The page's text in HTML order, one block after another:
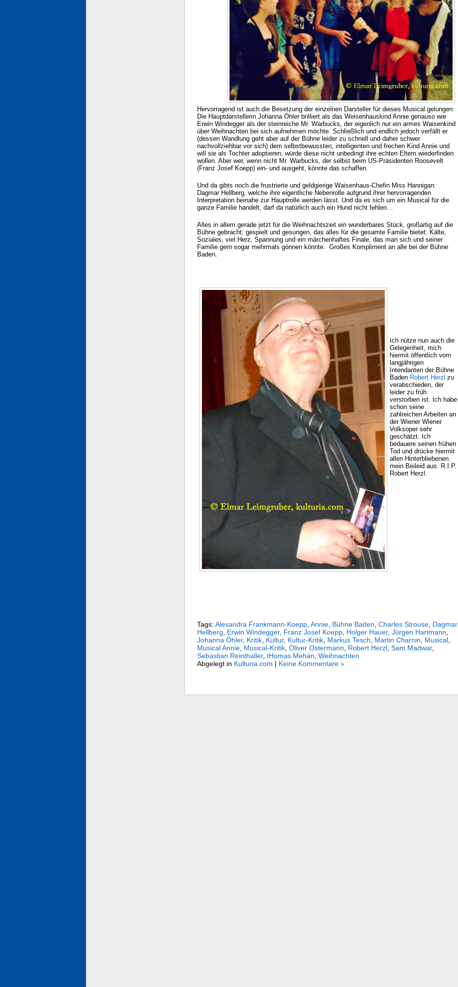
Hervorragend ist auch die Besetzung der einzelnen Darsteller für dieses Musical gelungen:
Die Hauptdarstellerin Johanna Öhler brilliert als das Weisenhauskind Annie genauso wie
Erwin Windegger als der steinreiche Mr. Warbucks, der eigenlich nur ein armes Waisenkind
über Weihnachten bei sich aufnehmen möchte. Schließlich und endlich jedoch verfällt er
(dessen Wandlung geht aber auf der Bühne leider zu schnell und daher schwer
nachvollziehbar vor sich) dem selbstbewussten, intelligenten und frechen Kind Annie und
will sie als Tochter adoptieren, würde diese nicht unbedingt ihre echten Eltern wiederfinden
wollen. Aber wer, wenn nicht Mr. Warbucks, der selbst beim US-Präsidenten Roosevelt
(Franz Josef Koepp) ein- und ausgeht, könnte das schaffen.
Und da gibts noch die frustrierte und geldgierige Waisenhaus-Chefin Miss Hannigan:
Dagmar Hellberg, welche ihre eigentliche Nebenrolle aufgrund ihrer hervorragenden
Interpretation beinahe zur Hauptrolle werden lässt. Und da es sich um ein Musical für die
ganze Familie handelt, darf da natürlich auch ein Hund nicht fehlen…
Alles in allem gerade jetzt für die Weihnachtszeit ein wunderbares Stück, großartig auf die
Bühne gebracht, gespielt und gesungen, das alles für die gesamte Familie bietet: Kälte,
Soziales, viel Herz, Spannung und ein märchenhaftes Finale, das man sich und seiner
Familie gern sogar mehrmals gönnen könnte. Großes Kompliment an alle bei der Bühne
Baden.
Ich nütze nun auch die
Gelegenheit, mich
hiermit öffentlich vom
langjährigen
Intendanten der Bühne
Baden Robert Herzl zu
verabschieden, der
leider zu früh
verstorben ist. Ich habe
schon seine
zahlreichen Arbeiten an
der Wiener Wiener
Volksoper sehr
geschätzt. Ich
bedauere seinen frühen
Tod und drücke hiermit
allen Hinterbliebenen
mein Beileid aus. R.I.P.
Robert Herzl.
Tags: Alexandra Frankmann-Koepp Annie Bühne Baden Charles Strouse Dagmar
Hellberg
Erwin Windegger, Franz Josef Koepp Holger Hauer, Jürgen Hartmann
Johanna Öhler, Kritik Kultur, Kultur-Kritik Markus Tesch Martin Charnin Musical
Musical Annie Musical-Kritik Oliver Ostermann Robert Herzl Sam Madwar,
Sebastian Reinthaller, tHomas Mehan Weihnachten
Abgelegt in Kulturia.com | Keine Kommentare »